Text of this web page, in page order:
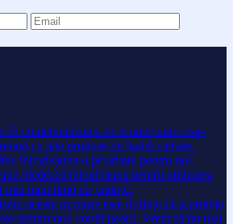
în comercializarea de scaune auto rear-
cu alte produse de înaltă calitate.
întotdeauna o prioritate pentru noi.
pledează întotdeauna pentru utilizarea
mai mult timp cu putință.
aceste produse este dorința de a proteja
pentru noi: copiii noștri. Vrem să nu mai